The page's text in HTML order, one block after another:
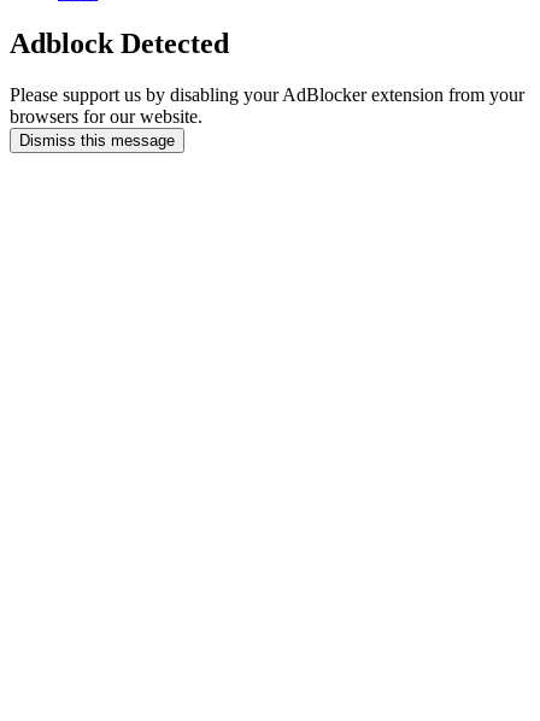
Adblock Detected
Please support us by disabling your AdBlocker extension from your
browsers for our website.
Dismiss this message